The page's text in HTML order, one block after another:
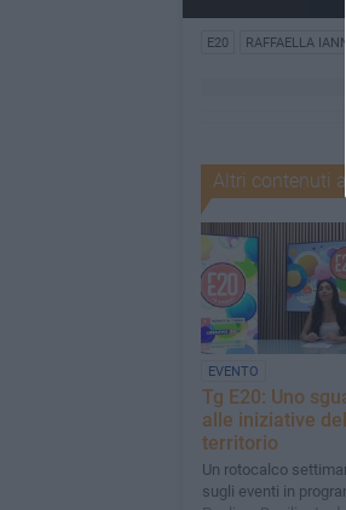
E20 RAFFAELLA
Altri contenuti
EVENTO
Tg E20: Uno
alle iniziative del
territorio
Un rotocalco
sugli eventi in